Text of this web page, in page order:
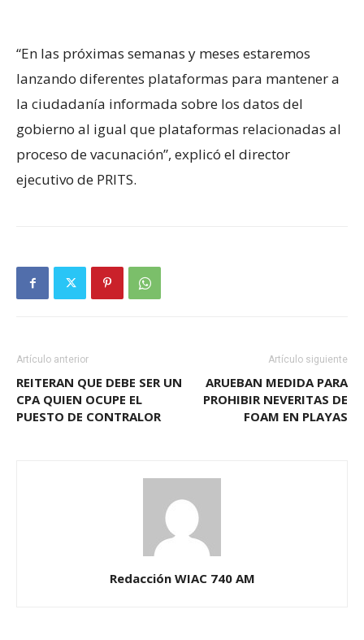
“En las próximas semanas y meses estaremos
lanzando diferentes plataformas para mantener a
la ciudadanía informada sobre los datos del
gobierno al igual que plataformas relacionadas al
proceso de vacunación”, explicó el director
ejecutivo de PRITS.
Artículo anterior
REITERAN QUE DEBE SER UN
CPA QUIEN OCUPE EL
PUESTO DE CONTRALOR
Artículo siguiente
ARUEBAN MEDIDA PARA
PROHIBIR NEVERITAS DE
FOAM EN PLAYAS
Redacción WIAC 740 AM